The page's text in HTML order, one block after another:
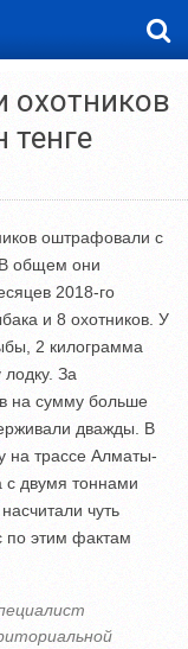
охотников
оштрафовали с
В общем они
2018-го
и 8 охотников. У
2 килограмма
За
на сумму больше
дважды. В
на трассе Алматы-
с двумя тоннами
чуть
по этим фактам